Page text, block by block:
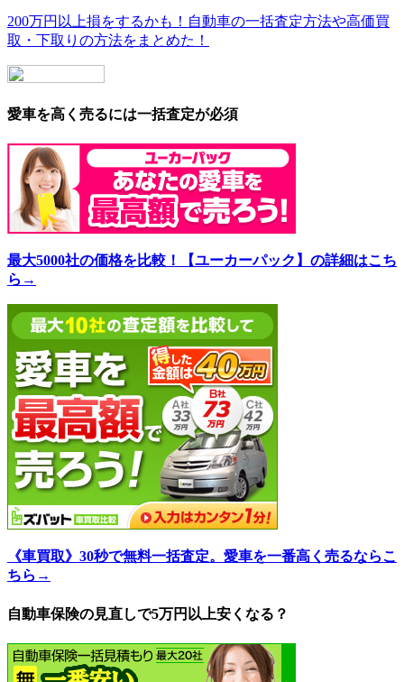
200万円以上損をするかも！自動車の一括査定方法や高価買
取・下取りの方法をまとめた！
愛車を高く売るには一括査定が必須
最大5000社の価格を比較！【ユーカーパック】の詳細はこち
ら→
《車買取》30秒で無料一括査定。愛車を一番高く売るならこ
ちら→
自動車保険の見直しで5万円以上安くなる？